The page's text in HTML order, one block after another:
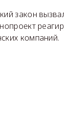
закон
компаний.